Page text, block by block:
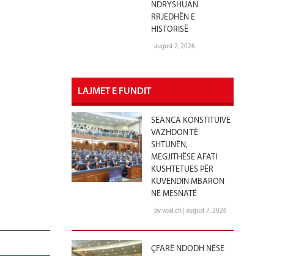
NDRYSHUAN
RRJEDHËN E
HISTORISË
august 2, 2026
LAJMET E FUNDIT
SEANCA KONSTITUIVE
VAZHDON TË
SHTUNËN,
MEGJITHËSE AFATI
KUSHTETUES PËR
KUVENDIN MBARON
NË MESNATË
by voal.ch | august 7, 2026
ÇFARË NDODH NËSE